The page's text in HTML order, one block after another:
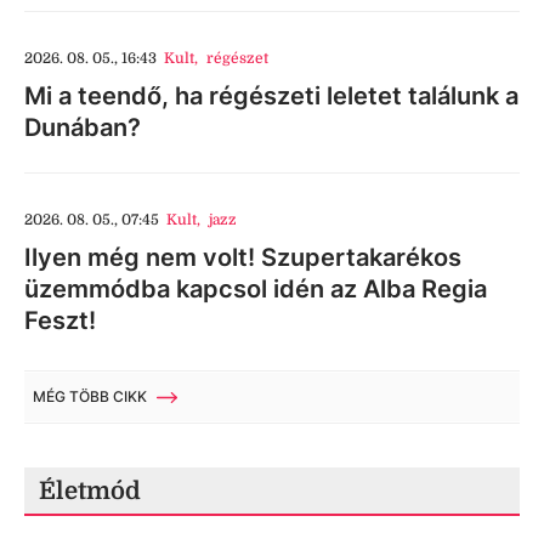
2026. 08. 05., 16:43 Kult, régészet
Mi a teendő, ha régészeti leletet találunk a
Dunában?
2026. 08. 05., 07:45 Kult, jazz
Ilyen még nem volt! Szupertakarékos
üzemmódba kapcsol idén az Alba Regia
Feszt!
MÉG TÖBB CIKK
Életmód